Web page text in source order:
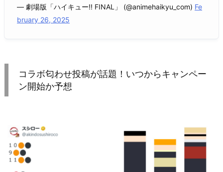
— 劇場版「ハイキュー!! FINAL」 (@animehaikyu_com) Fe
bruary 26, 2025
コラボ匂わせ投稿が話題！いつからキャンペー
ン開始か予想